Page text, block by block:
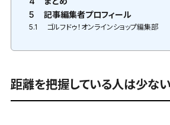
5
記事編集者プロフィール
5.1 ゴルフドゥ！オンラインショップ編集部
距離を把握している人は少ない